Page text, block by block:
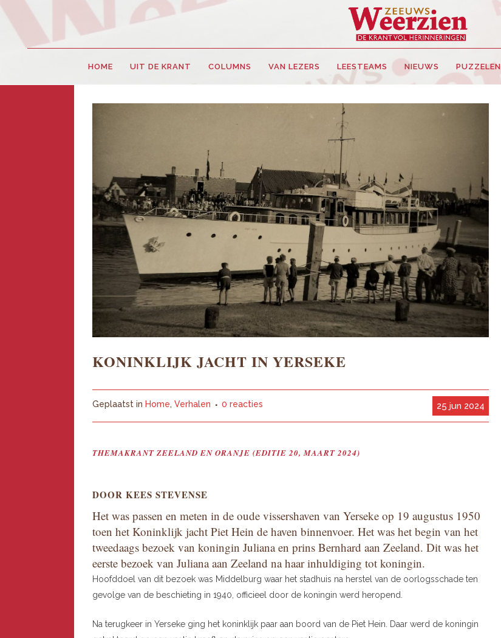
HOME UIT DE KRANT COLUMNS VAN LEZERS LEESTEAMS NIEUWS PUZZELEN
KONINKLIJK JACHT IN YERSEKE
25 jun 2024
Geplaatst in Home, Verhalen 0 reacties
THEMAKRANT ZEELAND EN ORANJE (EDITIE 20, MAART 2024)
DOOR KEES STEVENSE
Het was passen en meten in de oude vissershaven van Yerseke op 19 augustus 1950
toen het Koninklijk jacht Piet Hein de haven binnenvoer. Het was het begin van het
tweedaags bezoek van koningin Juliana en prins Bernhard aan Zeeland. Dit was het
eerste bezoek van Juliana aan Zeeland na haar inhuldiging tot koningin.
Hoofddoel van dit bezoek was Middelburg waar het stadhuis na herstel van de oorlogsschade ten
gevolge van de beschieting in 1940, officieel door de koningin werd heropend.
Na terugkeer in Yerseke ging het koninklijk paar aan boord van de Piet Hein. Daar werd de koningin